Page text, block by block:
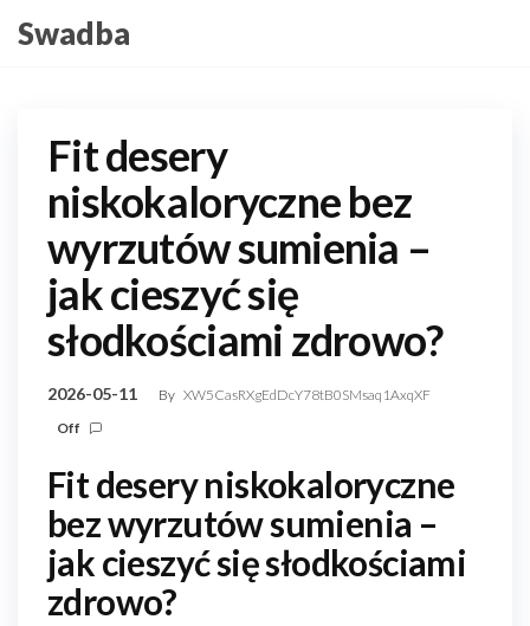
toSwadba
Fit desery
niskokaloryczne bez
wyrzutów sumienia –
jak cieszyć się
słodkościami zdrowo?
2026-05-11 By XW5CasRXgEdDcY78tB0SMsaq1AxqXF
Off
Fit desery niskokaloryczne
bez wyrzutów sumienia –
jak cieszyć się słodkościami
zdrowo?